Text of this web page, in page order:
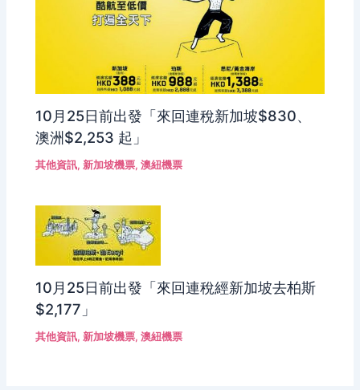
10月25日前出發「來回連稅新加坡$830、
澳洲$2,253 起」
其他資訊,新加坡機票,澳紐機票
10月25日前出發「來回連稅經新加坡去柏斯
$2,177」
其他資訊,新加坡機票,澳紐機票